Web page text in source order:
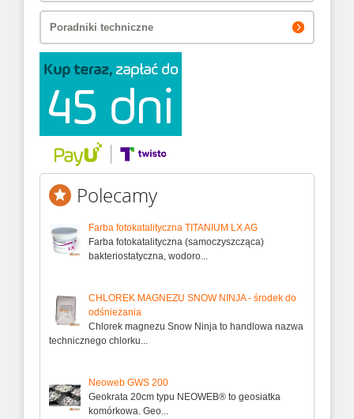
Poradniki techniczne
Polecamy
Farba fotokatalityczna TITANIUM LX AG
Farba fotokatalityczna (samoczyszcząca)
bakteriostatyczna, wodoro...
CHLOREK MAGNEZU SNOW NINJA - środek do
odśnieżania
Chlorek magnezu Snow Ninja to handlowa nazwa
technicznego chlorku...
Neoweb GWS 200
Geokrata 20cm typu NEOWEB® to geosiatka
komórkowa. Geo...